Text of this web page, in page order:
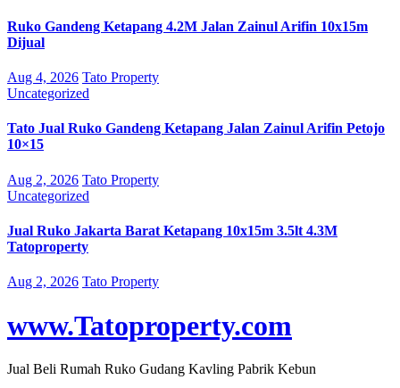
Ruko Gandeng Ketapang 4.2M Jalan Zainul Arifin 10x15m
Dijual
Aug 4, 2026 Tato Property
Uncategorized
Tato Jual Ruko Gandeng Ketapang Jalan Zainul Arifin Petojo
10×15
Aug 2, 2026 Tato Property
Uncategorized
Jual Ruko Jakarta Barat Ketapang 10x15m 3.5lt 4.3M
Tatoproperty
Aug 2, 2026 Tato Property
www.Tatoproperty.com
Jual Beli Rumah Ruko Gudang Kavling Pabrik Kebun